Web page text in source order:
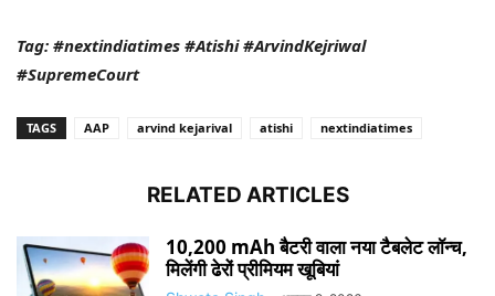
Tag: #nextindiatimes #Atishi #ArvindKejriwal
#SupremeCourt
TAGS AAP arvind kejarival atishi nextindiatimes
RELATED ARTICLES
10,200 mAh बैटरी वाला नया टैबलेट लॉन्च,
मिलेंगी ढेरों प्रीमियम खूबियां